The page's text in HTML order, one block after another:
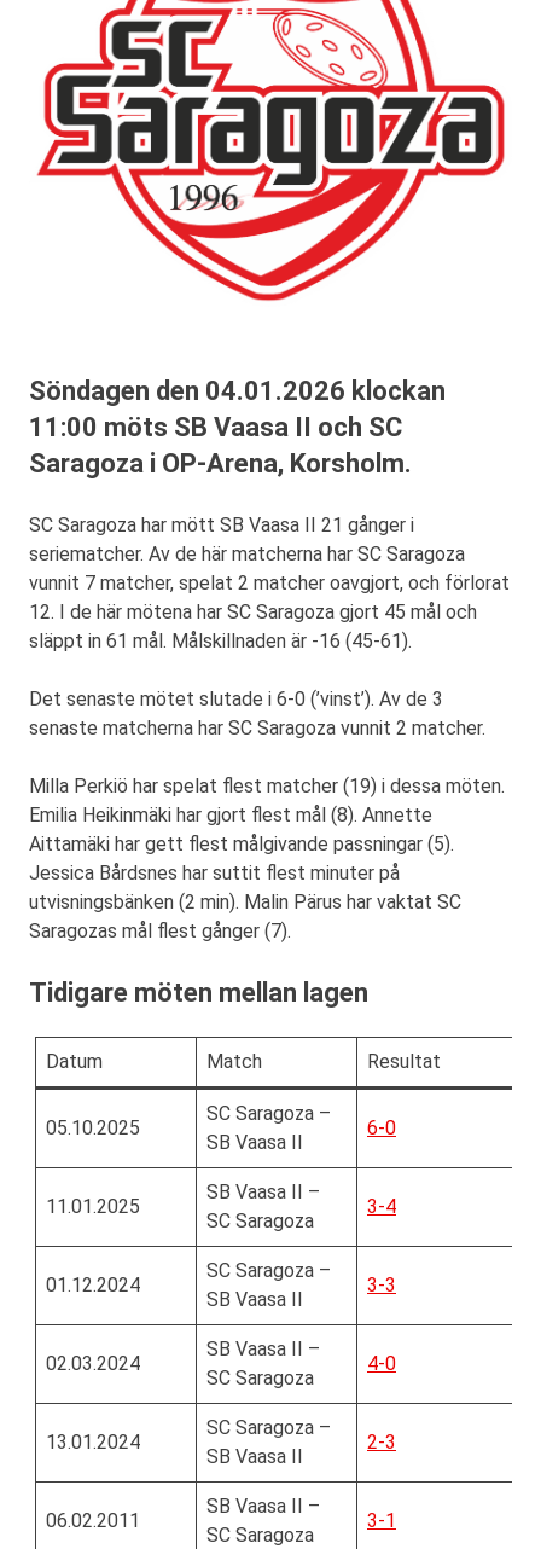
Söndagen den 04.01.2026 klockan
11:00 möts SB Vaasa II och SC
Saragoza i OP-Arena, Korsholm.
SC Saragoza har mött SB Vaasa II 21 gånger i
seriematcher. Av de här matcherna har SC Saragoza
vunnit 7 matcher, spelat 2 matcher oavgjort, och förlorat
12. I de här mötena har SC Saragoza gjort 45 mål och
släppt in 61 mål. Målskillnaden är -16 (45-61).
Det senaste mötet slutade i 6-0 (’vinst’). Av de 3
senaste matcherna har SC Saragoza vunnit 2 matcher.
Milla Perkiö har spelat flest matcher (19) i dessa möten.
Emilia Heikinmäki har gjort flest mål (8). Annette
Aittamäki har gett flest målgivande passningar (5).
Jessica Bårdsnes har suttit flest minuter på
utvisningsbänken (2 min). Malin Pärus har vaktat SC
Saragozas mål flest gånger (7).
Tidigare möten mellan lagen
Datum Match Resultat
05.10.2025
SC Saragoza –
SB Vaasa II
6-0
11.01.2025
SB Vaasa II –
SC Saragoza
3-4
01.12.2024
SC Saragoza –
SB Vaasa II
3-3
02.03.2024
SB Vaasa II –
SC Saragoza
4-0
13.01.2024
SC Saragoza –
SB Vaasa II
2-3
06.02.2011
SB Vaasa II –
SC Saragoza
3-1